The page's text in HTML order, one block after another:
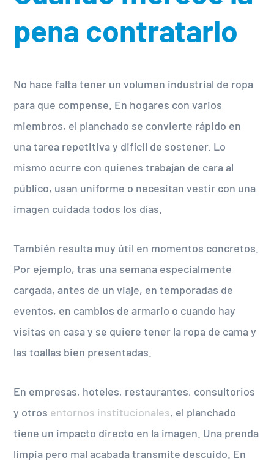
pena contratarlo
No hace falta tener un volumen industrial de ropa
para que compense. En hogares con varios
miembros, el planchado se convierte rápido en
una tarea repetitiva y difícil de sostener. Lo
mismo ocurre con quienes trabajan de cara al
público, usan uniforme o necesitan vestir con una
imagen cuidada todos los días.
También resulta muy útil en momentos concretos.
Por ejemplo, tras una semana especialmente
cargada, antes de un viaje, en temporadas de
eventos, en cambios de armario o cuando hay
visitas en casa y se quiere tener la ropa de cama y
las toallas bien presentadas.
En empresas, hoteles, restaurantes, consultorios
y otros entornos institucionales, el planchado
tiene un impacto directo en la imagen. Una prenda
limpia pero mal acabada transmite descuido. En